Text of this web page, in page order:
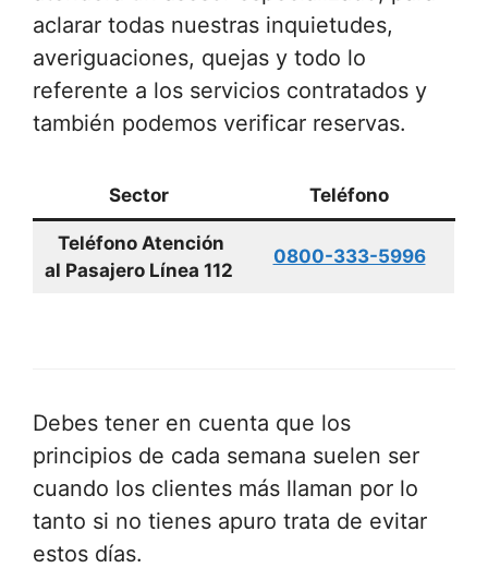
aclarar todas nuestras inquietudes,
averiguaciones, quejas y todo lo
referente a los servicios contratados y
también podemos verificar reservas.
Sector Teléfono
Teléfono Atención
al Pasajero Línea 112
0800-333-5996
Debes tener en cuenta que los
principios de cada semana suelen ser
cuando los clientes más llaman por lo
tanto si no tienes apuro trata de evitar
estos días.